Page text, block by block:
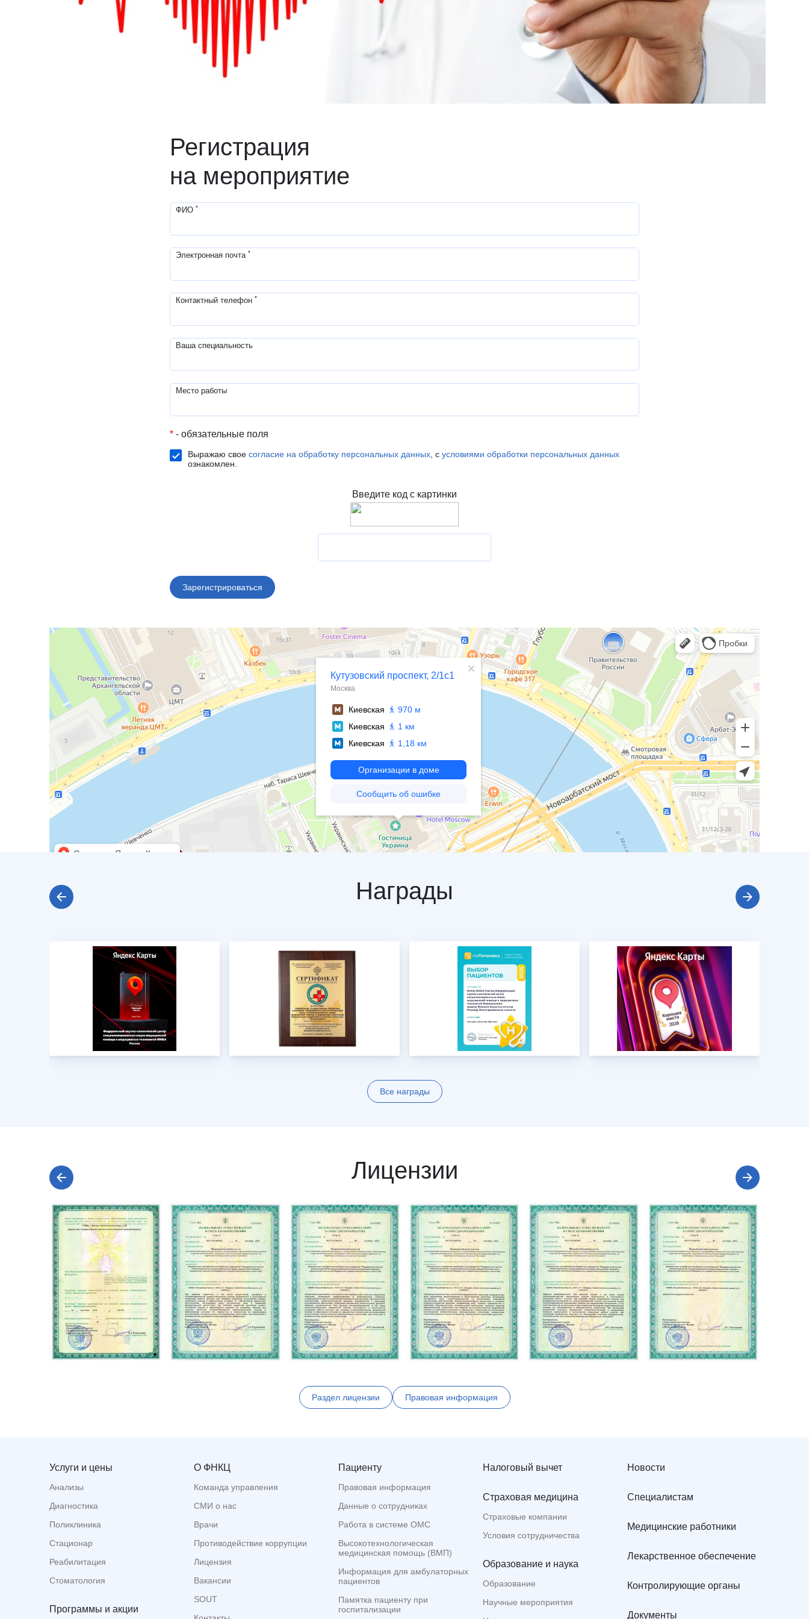
Регистрация
на мероприятие
ФИО *
Электронная почта *
Контактный телефон *
Ваша специальность
Место работы
* - обязательные поля
Выражаю свое согласие на обработку персональных данных , с условиями обработки персональных данных
ознакомлен.
Награды
Все награды
Лицензии
Раздел лицензии Правовая информация
Услуги и цены
Анализы
Диагностика
Поликлиника
Стационар
Реабилитация
Стоматология
Программы и акции
О ФНКЦ
Команда управления
СМИ о нас
Врачи
Противодействие коррупции
Лицензия
Вакансии
SOUT
Пациенту
Правовая информация
Данные о сотрудниках
Работа в системе ОМС
Высокотехнологическая
медицинская помощь (ВМП)
Информация для амбулаторных
пациентов
Памятка пациенту при
госпитализации
Налоговый вычет
Страховая медицина
Страховые компании
Условия сотрудничества
Образование и наука
Образование
Научные мероприятия
Новости
Специалистам
Медицинские работники
Лекарственное обеспечение
Контролирующие органы
Документы